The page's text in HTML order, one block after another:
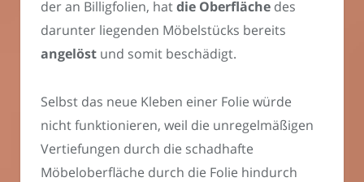
der an Billigfolien, hatdie Oberfläche des
darunter liegenden Möbelstücks bereits
angelöst und somit beschädigt.
Selbst das neue Kleben einer Folie würde
nicht funktionieren, weil die unregelmäßigen
Vertiefungen durch die schadhafte
Möbeloberfläche durch die Folie hindurch